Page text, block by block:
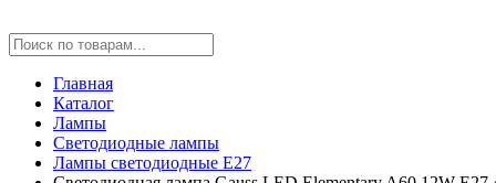
Главная
Каталог
Лампы
Светодиодные лампы
Лампы светодиодные E27